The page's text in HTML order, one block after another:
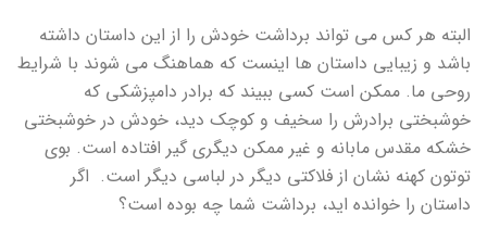
البته هر کس می تواند برداشت خودش را از این داستان داشته
باشد و زیبایی داستان ها اینست که هماهنگ می شوند با شرایط
روحی ما. ممکن است کسی ببیند که برادر دامپزشکی که
خوشبختی برادرش را سخیف و کوچک دید، خودش در خوشبختی
خشکه مقدس مابانه و غیر ممکن دیگری گیر افتاده است. بوی
توتون کهنه نشان از فلاکتی دیگر در لباسی دیگر است. اگر
داستان را خوانده اید، برداشت شما چه بوده است؟